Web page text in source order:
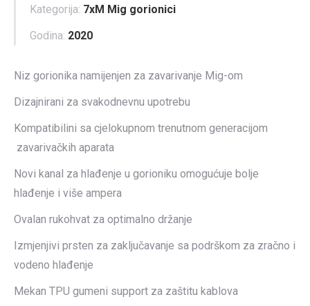
Kategorija: 7xM Mig gorionici
Godina: 2020
Niz gorionika namijenjen za zavarivanje Mig-om
Dizajnirani za svakodnevnu upotrebu
Kompatibilini sa cjelokupnom trenutnom generacijom
zavarivačkih aparata
Novi kanal za hlađenje u gorioniku omogućuje bolje
hlađenje i više ampera
Ovalan rukohvat za optimalno držanje
Izmjenjivi prsten za zaključavanje sa podrškom za zračno i
vodeno hlađenje
Mekan TPU gumeni support za zaštitu kablova